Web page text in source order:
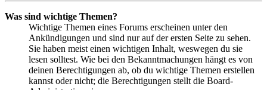
Was sind wichtige Themen?
Wichtige Themen eines Forums erscheinen unter den
Ankündigungen und sind nur auf der ersten Seite zu sehen.
Sie haben meist einen wichtigen Inhalt, weswegen du sie
lesen solltest. Wie bei den Bekanntmachungen hängt es von
deinen Berechtigungen ab, ob du wichtige Themen erstellen
kannst oder nicht; die Berechtigungen stellt die Board-